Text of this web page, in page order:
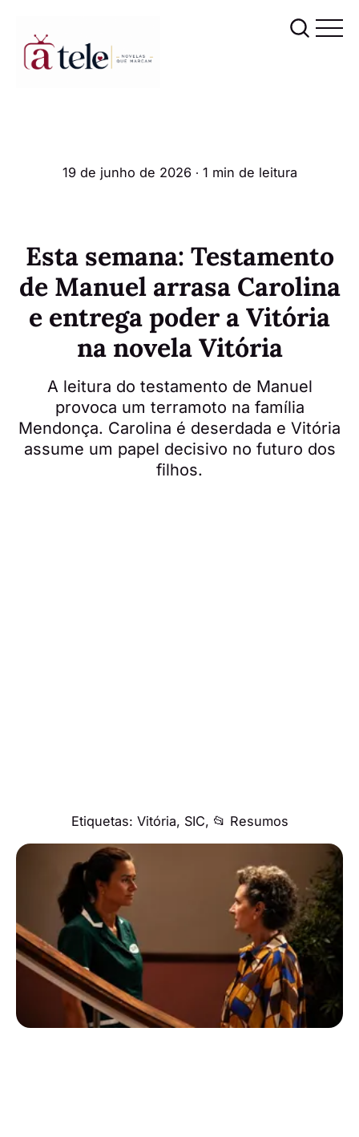
19 de junho de 2026∙ 1 min de leitura
Esta semana: Testamento
de Manuel arrasa Carolina
e entrega poder a Vitória
na novela Vitória
A leitura do testamento de Manuel
provoca um terramoto na família
Mendonça. Carolina é deserdada e Vitória
assume um papel decisivo no futuro dos
filhos.
Etiquetas: Vitória, SIC, 📂 Resumos